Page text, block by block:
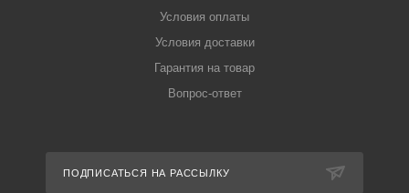
Условия оплаты
Условия доставки
Гарантия на товар
Вопрос-ответ
ПОДПИСАТЬСЯ НА РАССЫЛКУ